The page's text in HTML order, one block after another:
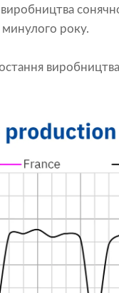
виробництва
року.
виробництва